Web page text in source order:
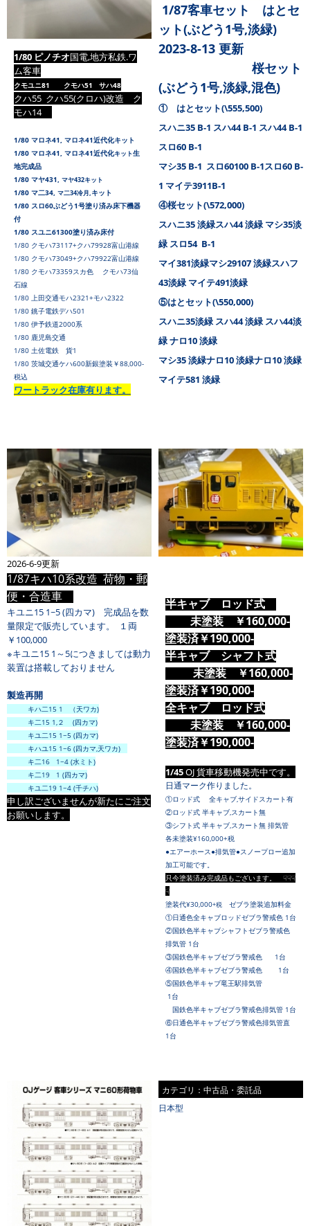
1/80 ピノチオ国電,地方私鉄.ワ
ム客車
クモユニ81 クモハ51 サハ48
クハ55 クハ55(クロハ)改造 ク
モハ14
1/80 マロネ41, マロネ41近代化キット
1/80 マロネ41, マロネ41近代化キット生
地完成品
1/80 マヤ431, マヤ432キット
1/80 マ二34, マ二34冷月,キット
1/80 スロ60ぶどう1号塗り済み床下機器
付
1/80 スユニ61300塗り済み床付
1/80 クモハ73117+クハ79928富山港線
1/80 クモハ73049+クハ79922富山港線
1/80 クモハ73359スカ色 クモハ73仙
石線
1/80 上田交通モハ2321+モハ2322
1/80 銚子電鉄デハ501
1/80 伊予鉄道2000系
1/80 鹿児島交通
1/80 土佐電鉄 貨1
1/80 茨城交通ケハ600新銀塗装￥88,000-
税込
ワートラック在庫有ります。
1/87客車セット はとセ
ット(ぶどう1号,淡緑)
2023-8-13 更新
桜セット
(ぶどう1号,淡緑,混色)
① はとセット(\555,500)
スハニ35 B-1 スハ44 B-1 スハ44 B-1
スロ60 B-1
マシ35 B-1 スロ60100 B-1スロ60 B-
1 マイテ3911B-1
④桜セット(\572,000)
スハニ35 淡緑スハ44 淡緑 マシ35淡
緑 スロ54 B-1
マイ381淡緑マシ29107 淡緑スハフ
43淡緑 マイテ491淡緑
⑤はとセット(\550,000)
スハニ35淡緑 スハ44 淡緑 スハ44淡
緑 ナロ10 淡緑
マシ35 淡緑ナロ10 淡緑ナロ10 淡緑
マイテ581 淡緑
2026-6-9更新
1/87キハ10系改造 荷物・郵
便・合造車
キユニ15 1~5 (四カマ) 完成品を数
量限定で販売しています。 １両
￥100,000
※キユニ15 1～5につきましては動力
装置は搭載しておりません
製造再開
キハ二15 1 （天ワカ)
キ二15 1,２ (四カマ)
キユ二15 1~5 (四カマ)
キハユ15 1~6 (四カマ,天ワカ)
キ二16 1~4 (水ミト)
キ二19 1 (四カマ)
キユ二19 1~4 (千チハ)
申し訳ございませんが新たにご注文
お願いします。
半キャブ ロッド式
未塗装 ￥160,000-
塗装済￥190,000-
半キャブ シャフト式
未塗装 ￥160,000-
塗装済￥190,000-
全キャブ
ロッド式
未塗装 ￥160,000-
塗装済￥190,000-
1/45OJ 貨車移動機発売中です。
日通マーク作りました。
①ロッド式 全キャブ,サイドスカート有
②ロッド式 半キャブ,スカート無
③シフト式 半キャブ,スカート無 排気管
各未塗装¥160,000+税
●エアーホース●排気管●スノープロー追加
加工可能です。
只今塗装済み完成品もございます。 ☟☟☟
☟
塗装代¥30,000+税 ゼブラ塗装追加料金
①日通色全キャブロッドゼブラ警戒色 1台
②国鉄色半キャブシャフトゼブラ警戒色
排気管 1台
③国鉄色半キャブゼブラ警戒色 1台
④国鉄色半キャブゼブラ警戒色 1台
⑤国鉄色半キャブ竜王駅排気管
1台
国鉄色半キャブゼブラ警戒色排気管 1台
⑥日通色半キャブゼブラ警戒色排気管直
1台
カテゴリ：中古品・委託品
日本型